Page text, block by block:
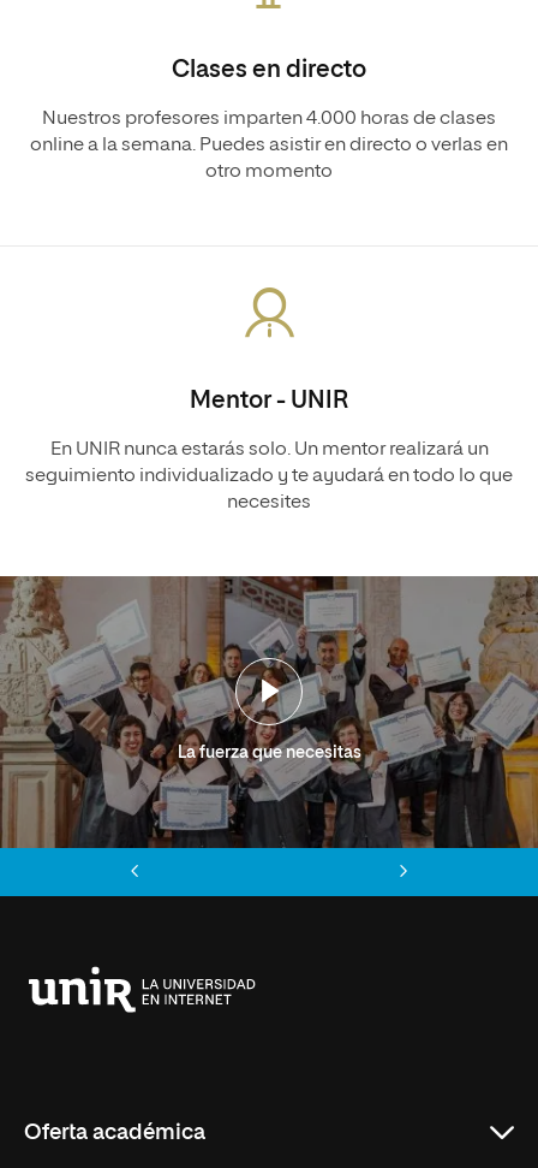
Clases en directo
Nuestros profesores imparten 4.000 horas de clases
online a la semana. Puedes asistir en directo o verlas en
otro momento
Mentor - UNIR
En UNIR nunca estarás solo. Un mentor realizará un
seguimiento individualizado y te ayudará en todo lo que
necesites
La fuerza que necesitas
Oferta académica